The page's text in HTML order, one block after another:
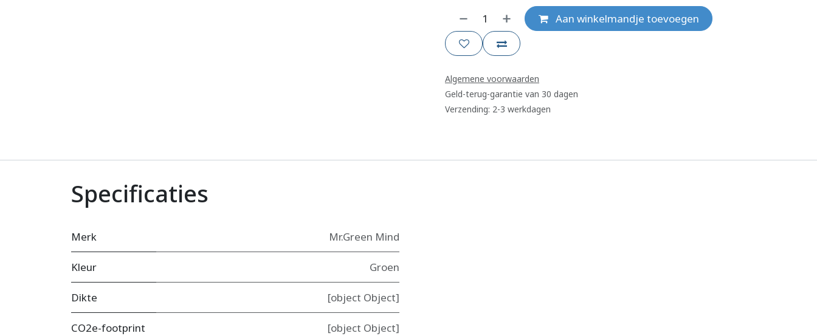
Aan winkelmandje toevoegen
Algemene voorwaarden
Geld-terug-garantie van 30 dagen
Verzending: 2-3 werkdagen
Specificaties
Merk Mr.Green Mind
Kleur Groen
Dikte [object Object]
CO2e-footprint [object Object]